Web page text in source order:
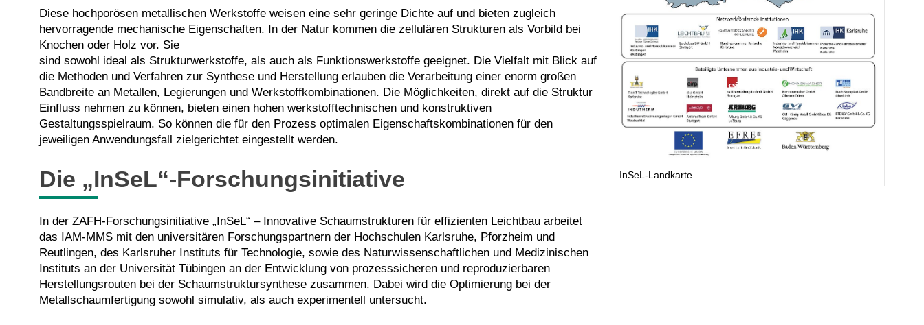
Diese hochporösen metallischen Werkstoffe weisen eine sehr geringe Dichte auf und bieten zugleich
hervorragende mechanische Eigenschaften. In der Natur kommen die zellulären Strukturen als Vorbild bei
Knochen oder Holz vor. Sie
sind sowohl ideal als Strukturwerkstoffe, als auch als Funktionswerkstoffe geeignet. Die Vielfalt mit Blick auf
die Methoden und Verfahren zur Synthese und Herstellung erlauben die Verarbeitung einer enorm großen
Bandbreite an Metallen, Legierungen und Werkstoffkombinationen. Die Möglichkeiten, direkt auf die Struktur
Einfluss nehmen zu können, bieten einen hohen werkstofftechnischen und konstruktiven
Gestaltungsspielraum. So können die für den Prozess optimalen Eigenschaftskombinationen für den
jeweiligen Anwendungsfall zielgerichtet eingestellt werden.
Die „InSeL“-Forschungsinitiative
In der ZAFH-Forschungsinitiative „InSeL“ – Innovative Schaumstrukturen für effizienten Leichtbau arbeitet
das IAM-MMS mit den universitären Forschungspartnern der Hochschulen Karlsruhe, Pforzheim und
Reutlingen, des Karlsruher Instituts für Technologie, sowie des Naturwissenschaftlichen und Medizinischen
Instituts an der Universität Tübingen an der Entwicklung von prozesssicheren und reproduzierbaren
Herstellungsrouten bei der Schaumstruktursynthese zusammen. Dabei wird die Optimierung bei der
Metallschaumfertigung sowohl simulativ, als auch experimentell untersucht.
InSeL-Landkarte